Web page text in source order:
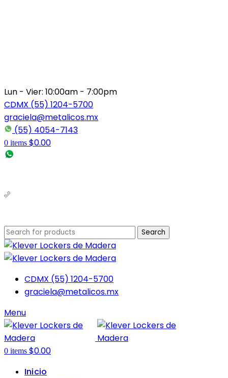
Lun - Vier: 10:00am - 7:00pm
CDMX (55) 1204-5700
graciela@metalicos.mx
(55) 4054-7143
0 items $0.00
Search
CDMX (55) 1204-5700
graciela@metalicos.mx
Menu
0 items $0.00
Inicio